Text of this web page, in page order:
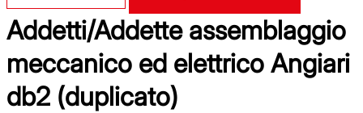
Addetti/Addette assemblaggio
meccanico ed elettrico Angiari
db2 (duplicato)